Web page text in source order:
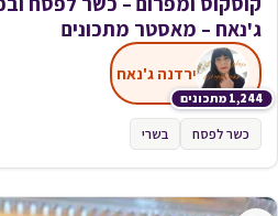
ג'נאח – מאסטר מתכונים
1,244 מתכונים
ירדנה ג'נאח
כשר לפסח בשרי